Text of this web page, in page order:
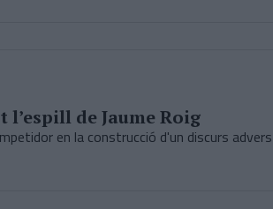
l’espill de Jaume Roig
en la construcció d'un discurs advers